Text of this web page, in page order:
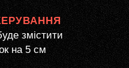
змістити
на 5 см